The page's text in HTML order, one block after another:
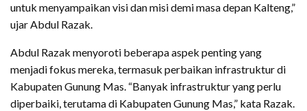
untuk menyampaikan visi dan misi demi masa depan Kalteng,”
ujar Abdul Razak.
Abdul Razak menyoroti beberapa aspek penting yang
menjadi fokus mereka, termasuk perbaikan infrastruktur di
Kabupaten Gunung Mas. “Banyak infrastruktur yang perlu
diperbaiki, terutama di Kabupaten Gunung Mas,” kata Razak.